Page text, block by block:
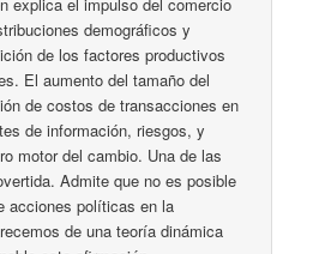
demográficos y
de los factores productivos
El aumento del tamaño del
de costos de transacciones en
de información, riesgos, y
motor del cambio. Una de las
Admite que no es posible
acciones políticas en la
de una teoría dinámica